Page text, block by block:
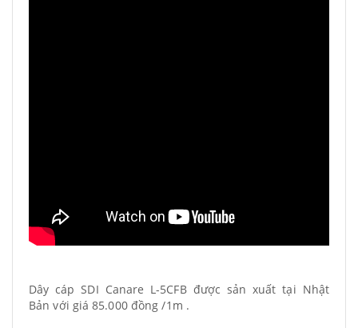
Dây cáp SDI Canare L-5CFB được sản xuất tại Nhật
Bản với giá 85.000 đồng /1m .